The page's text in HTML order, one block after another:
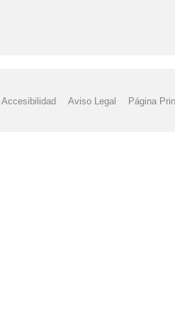
Accesibilidad Aviso Legal Página